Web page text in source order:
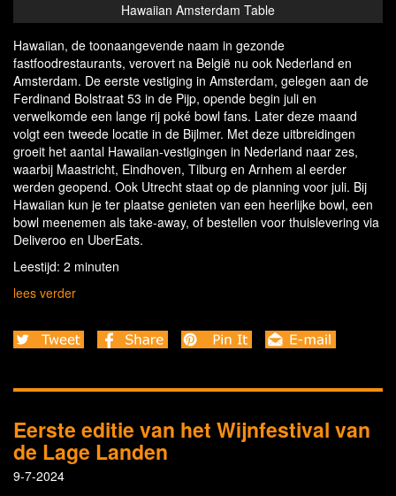
Hawaiian Amsterdam - de Pijp
Hawaiian, de toonaangevende naam in gezonde
fastfoodrestaurants, verovert na België nu ook Nederland en
Amsterdam. De eerste vestiging in Amsterdam, gelegen aan de
Ferdinand Bolstraat 53 in de Pijp, opende begin juli en
verwelkomde een lange rij poké bowl fans. Later deze maand
volgt een tweede locatie in de Bijlmer. Met deze uitbreidingen
groeit het aantal Hawaiian-vestigingen in Nederland naar zes,
waarbij Maastricht, Eindhoven, Tilburg en Arnhem al eerder
werden geopend. Ook Utrecht staat op de planning voor juli. Bij
Hawaiian kun je ter plaatse genieten van een heerlijke bowl, een
bowl meenemen als take-away, of bestellen voor thuislevering via
Deliveroo en UberEats.
Leestijd: 2 minuten
lees verder
Eerste editie van het Wijnfestival van
de Lage Landen
9-7-2024